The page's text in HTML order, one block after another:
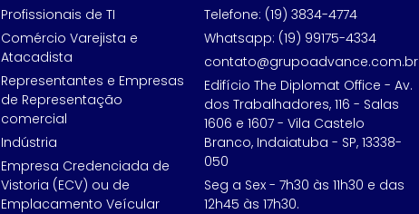
Profissionais de TI
Comércio Varejista e
Atacadista
Representantes e Empresas
de Representação
comercial
Indústria
Empresa Credenciada de
Vistoria (ECV) ou de
Emplacamento Veícular
Telefone: (19) 3834-4774
Whatsapp: (19) 99175-4334
contato@grupoadvance.com.br
Edifício The Diplomat Office - Av.
dos Trabalhadores, 116 - Salas
1606 e 1607 - Vila Castelo
Branco, Indaiatuba - SP, 13338-
050
Seg a Sex - 7h30 às 11h30 e das
12h45 às 17h30.